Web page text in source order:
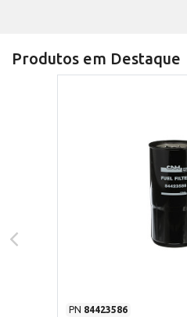
Produtos em Destaque
PN 84423586